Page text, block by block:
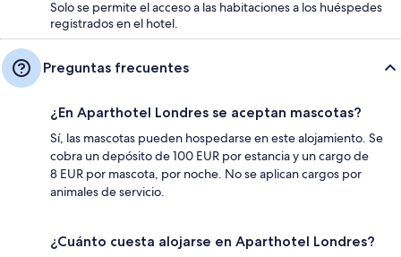
Solo se permite el acceso a las habitaciones a los huéspedes
registrados en el hotel.
Preguntas frecuentes
¿En Aparthotel Londres se aceptan mascotas?
Sí, las mascotas pueden hospedarse en este alojamiento. Se
cobra un depósito de 100 EUR por estancia y un cargo de
8 EUR por mascota, por noche. No se aplican cargos por
animales de servicio.
¿Cuánto cuesta alojarse en Aparthotel Londres?